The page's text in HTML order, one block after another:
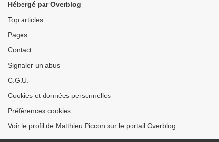
Hébergé par Overblog
Top articles
Pages
Contact
Signaler un abus
C.G.U.
Cookies et données personnelles
Préférences cookies
Voir le profil de Matthieu Piccon sur le portail Overblog